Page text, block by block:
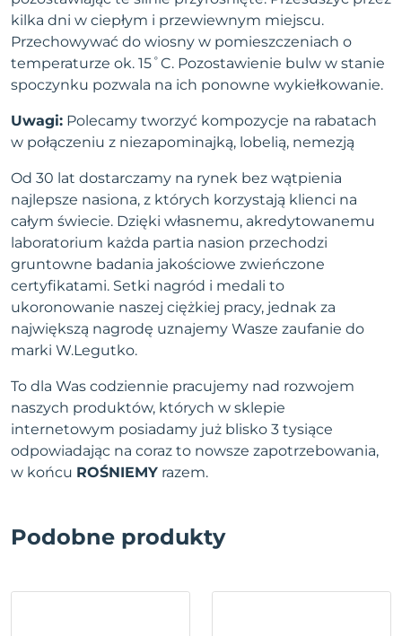
kilka dni w ciepłym i przewiewnym miejscu.
Przechowywać do wiosny w pomieszczeniach o
temperaturze ok. 15˚C. Pozostawienie bulw w stanie
spoczynku pozwala na ich ponowne wykiełkowanie.
Uwagi: Polecamy tworzyć kompozycje na rabatach
w połączeniu z niezapominajką, lobelią, nemezją
Od 30 lat dostarczamy na rynek bez wątpienia
najlepsze nasiona, z których korzystają klienci na
całym świecie. Dzięki własnemu, akredytowanemu
laboratorium każda partia nasion przechodzi
gruntowne badania jakościowe zwieńczone
certyfikatami. Setki nagród i medali to
ukoronowanie naszej ciężkiej pracy, jednak za
największą nagrodę uznajemy Wasze zaufanie do
marki W.Legutko.
To dla Was codziennie pracujemy nad rozwojem
naszych produktów, których w sklepie
internetowym posiadamy już blisko 3 tysiące
odpowiadając na coraz to nowsze zapotrzebowania,
w końcu ROŚNIEMY razem.
Podobne produkty